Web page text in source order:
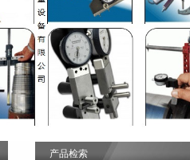
产品检索